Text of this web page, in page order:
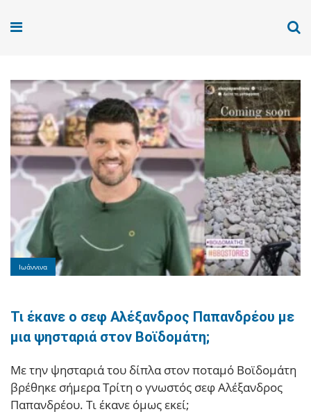
Ιωάννινα
Τι έκανε ο σεφ Αλέξανδρος Παπανδρέου με
μια ψησταριά στον Βοϊδομάτη;
Με την ψησταριά του δίπλα στον ποταμό Βοϊδομάτη
βρέθηκε σήμερα Τρίτη ο γνωστός σεφ Αλέξανδρος
Παπανδρέου. Τι έκανε όμως εκεί;